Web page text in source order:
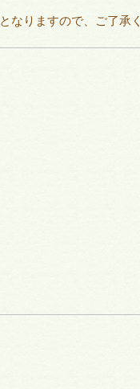
となりますので、ご了承